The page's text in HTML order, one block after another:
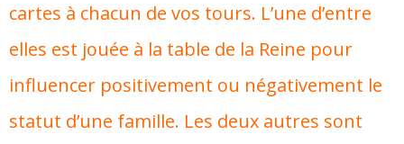
cartes à chacun de vos tours. L’une d’entre
elles est jouée à la table de la Reine pour
influencer positivement ou négativement le
statut d’une famille. Les deux autres sont